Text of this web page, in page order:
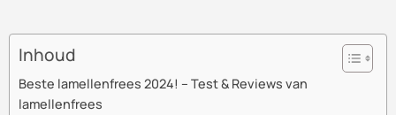
Inhoud
Beste lamellenfrees 2024! – Test & Reviews van
lamellenfrees